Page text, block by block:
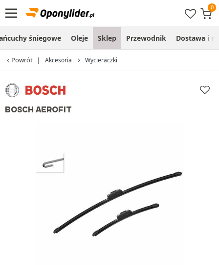
śniegowe Oleje Sklep Przewodnik Dostawa i
Powrót Akcesoria Wycieraczki
BOSCH AEROFIT